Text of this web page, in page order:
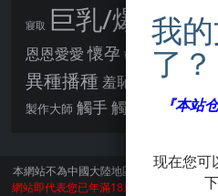
寢取 巨乳/爆乳幻想
恩恩愛愛 懷孕 戰鬥H 拘束 教育
異種播種 羞恥/恥辱 羞辱
製作大師 觸手 觸摸 賣春/援交 輪流
本網站不為中國大陸地區的用戶提供服務
網站即代表您已年滿18周歲。本站所有作
『本站
现在您可